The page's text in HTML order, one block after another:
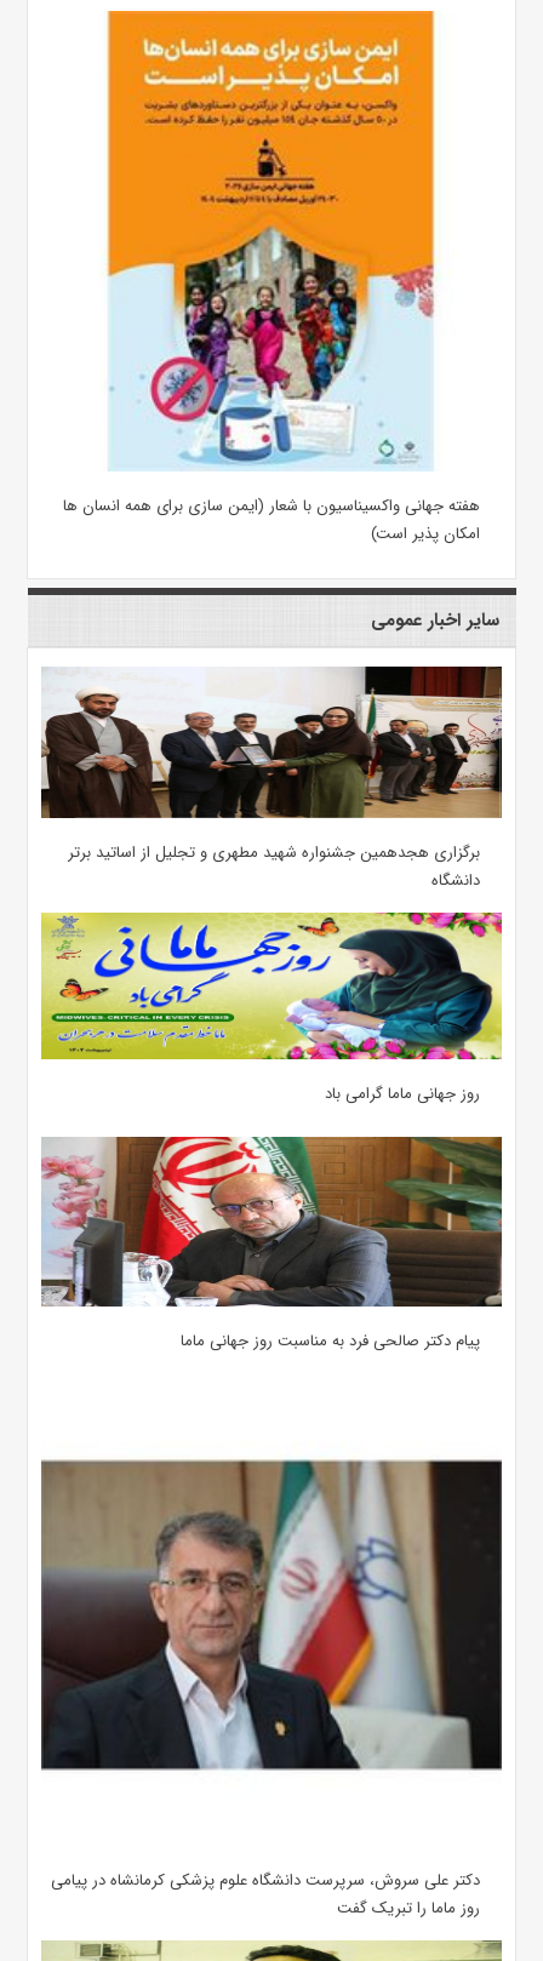
هفته جهانی واکسیناسیون با شعار (ایمن سازی برای همه انسان ها
امکان پذیر است)
سایر اخبار عمومی
برگزاری هجدهمین جشنواره شهید مطهری و تجلیل از اساتید برتر
دانشگاه
روز جهانی ماما گرامی باد
پیام دکتر صالحی فرد به مناسبت روز جهانی ماما
دکتر علی سروش، سرپرست دانشگاه علوم پزشکی کرمانشاه در پیامی
روز ماما را تبریک گفت